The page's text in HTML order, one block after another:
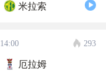
米拉索
14:00 293
厄拉姆